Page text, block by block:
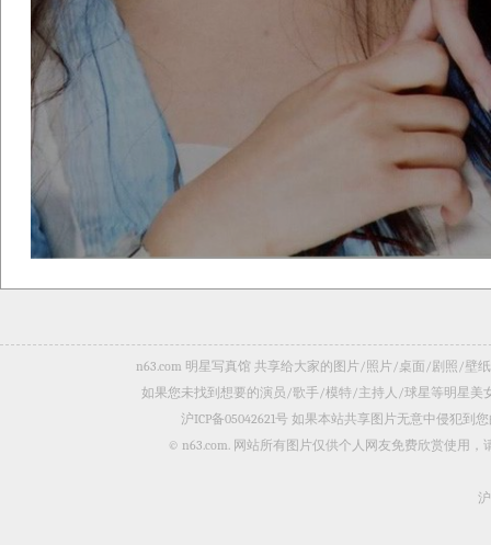
n63.com 明星写真馆 共享给大家的图片/照片/桌面/剧照/壁
如果您未找到想要的演员/歌手/模特/主持人/球星等明星美
沪ICP备05042621号 如果本站共享图片无意中侵犯到
© n63.com. 网站所有图片仅供个人网友免费欣赏使用